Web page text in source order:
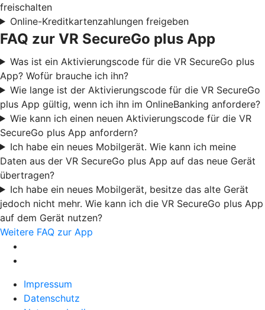
freischalten
Online-Kreditkartenzahlungen freigeben
FAQ zur VR SecureGo plus App
Was ist ein Aktivierungscode für die VR SecureGo plus
App? Wofür brauche ich ihn?
Wie lange ist der Aktivierungscode für die VR SecureGo
plus App gültig, wenn ich ihn im OnlineBanking anfordere?
Wie kann ich einen neuen Aktivierungscode für die VR
SecureGo plus App anfordern?
Ich habe ein neues Mobilgerät. Wie kann ich meine
Daten aus der VR SecureGo plus App auf das neue Gerät
übertragen?
Ich habe ein neues Mobilgerät, besitze das alte Gerät
jedoch nicht mehr. Wie kann ich die VR SecureGo plus App
auf dem Gerät nutzen?
Weitere FAQ zur App
Impressum
Datenschutz